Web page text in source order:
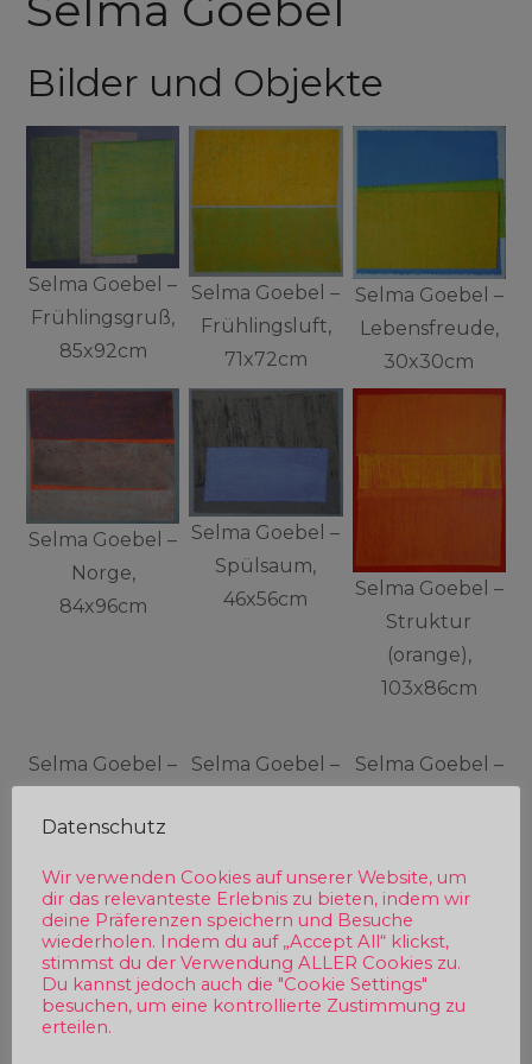
Bilder und Objekte
Selma Goebel –
Frühlingsgruß,
85x92cm
Selma Goebel –
Frühlingsluft,
71x72cm
Selma Goebel –
Lebensfreude,
30x30cm
Selma Goebel –
Norge,
84x96cm
Selma Goebel –
Spülsaum,
46x56cm
Selma Goebel –
Struktur
(orange),
103x86cm
Selma Goebel –
156x112cm
Selma Goebel –
Selma Goebel –
Kontakt
Selma Goebel
Knochenmühle 3
24402 Esgrus / Wippendorf
Datenschutz
Wir verwenden Cookies auf unserer Website, um
dir das relevanteste Erlebnis zu bieten, indem wir
deine Präferenzen speichern und Besuche
wiederholen. Indem du auf „Accept All“ klickst,
stimmst du der Verwendung ALLER Cookies zu.
Du kannst jedoch auch die "Cookie Settings"
besuchen, um eine kontrollierte Zustimmung zu
erteilen.